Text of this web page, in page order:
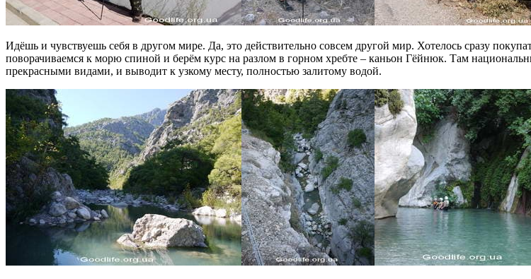
Идёшь и чувствуешь себя в другом мире. Да, это действительно совсем другой мир. Хотелось сразу
поворачиваемся к морю спиной и берём курс на разлом в горном хребте – каньон Гёйнюк. Там
прекрасными видами, и выводит к узкому месту, полностью залитому водой.